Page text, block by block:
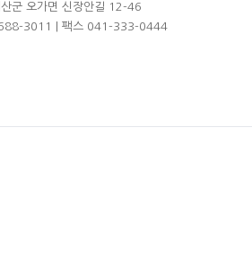
군 오가면 신장안길 12-46
3011 | 팩스 041-333-0444